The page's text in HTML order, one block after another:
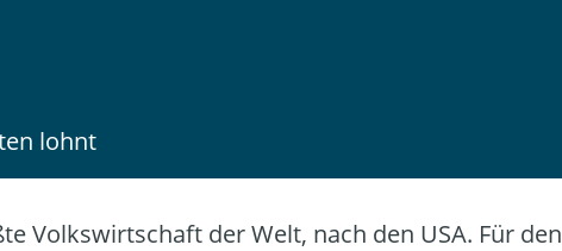
lohnt
Volkswirtschaft der Welt, nach den USA. Für den